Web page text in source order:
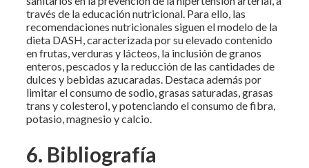
través de la educación nutricional. Para ello, las
recomendaciones nutricionales siguen el modelo de la
dieta DASH, caracterizada por su elevado contenido
en frutas, verduras y lácteos, la inclusión de granos
enteros, pescados y la reducción de las cantidades de
dulces y bebidas azucaradas. Destaca además por
limitar el consumo de sodio, grasas saturadas, grasas
trans y colesterol, y potenciando el consumo de fibra,
potasio, magnesio y calcio.
6. Bibliografía